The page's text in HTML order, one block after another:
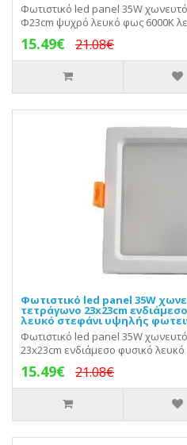
Φωτιστικό led panel 35W
Φ23cm ψυχρό λευκό φως 6000Κ
15.49€ 21.08€
Φωτιστικό led panel 35W
τετράγωνο 23x23cm
λευκό στεφάνι υψηλής
Φωτιστικό led panel 35W
23x23cm ενδιάμεσο φυσικό
15.49€ 21.08€